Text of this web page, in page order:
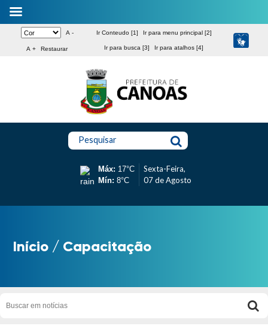
A -
A + Restaurar
Ir Conteudo [1] Ir para menu principal [2]
Ir para busca [3] Ir para atalhos [4]
Pesquisar
Máx: 17°C
Mín: 8°C
Sexta-Feira,
07 de Agosto
Início / Capacitação